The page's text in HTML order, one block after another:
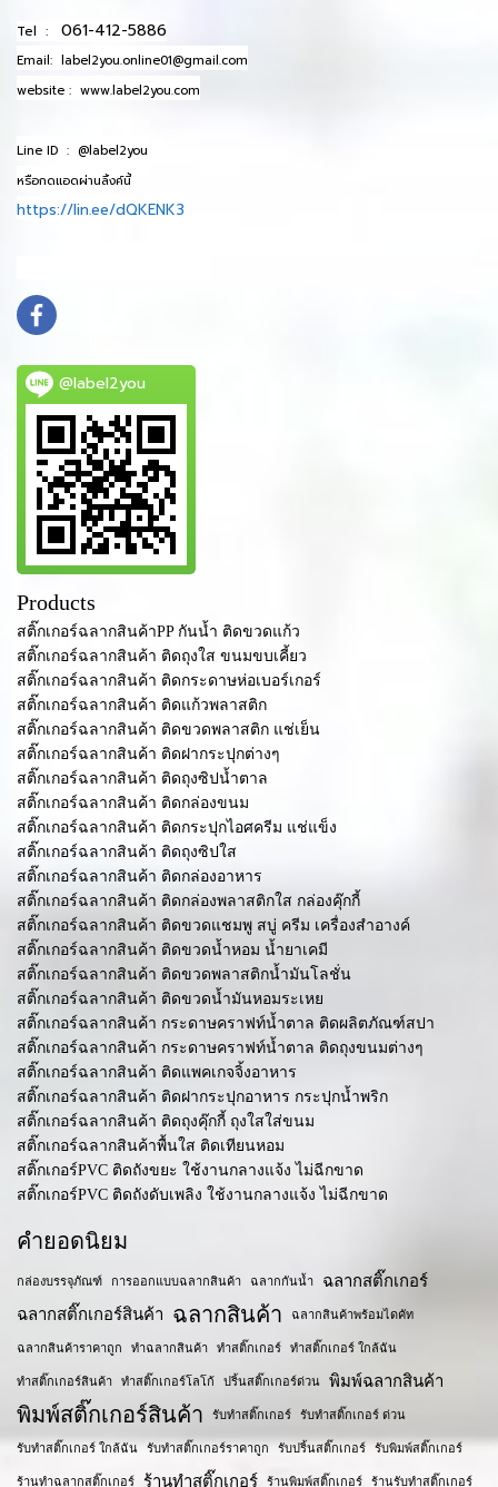
Tel : 061-412-5886
Email: label2you.online01@gmail.com
website : www.label2you.com
Line ID : @label2you
หรือกดแอดผ่านลิ้งค์นี้
https://lin.ee/dQKENK3
@label2you
Products
สติ๊กเกอร์ฉลากสินค้าPP กันน้ำ ติดขวดแก้ว
สติ๊กเกอร์ฉลากสินค้า ติดถุงใส ขนมขบเคี้ยว
สติ๊กเกอร์ฉลากสินค้า ติดกระดาษห่อเบอร์เกอร์
สติ๊กเกอร์ฉลากสินค้า ติดแก้วพลาสติก
สติ๊กเกอร์ฉลากสินค้า ติดขวดพลาสติก แช่เย็น
สติ๊กเกอร์ฉลากสินค้า ติดฝากระปุกต่างๆ
สติ๊กเกอร์ฉลากสินค้า ติดถุงซิปน้ำตาล
สติ๊กเกอร์ฉลากสินค้า ติดกล่องขนม
สติ๊กเกอร์ฉลากสินค้า ติดกระปุกไอศครีม แช่แข็ง
สติ๊กเกอร์ฉลากสินค้า ติดถุงซิปใส
สติ๊กเกอร์ฉลากสินค้า ติดกล่องอาหาร
สติ๊กเกอร์ฉลากสินค้า ติดกล่องพลาสติกใส กล่องคุ๊กกี้
สติ๊กเกอร์ฉลากสินค้า ติดขวดแชมพู สบู่ ครีม เครื่องสำอางค์
สติ๊กเกอร์ฉลากสินค้า ติดขวดน้ำหอม น้ำยาเคมี
สติ๊กเกอร์ฉลากสินค้า ติดขวดพลาสติกน้ำมันโลชั่น
สติ๊กเกอร์ฉลากสินค้า ติดขวดน้ำมันหอมระเหย
สติ๊กเกอร์ฉลากสินค้า กระดาษคราฟท์น้ำตาล ติดผลิตภัณฑ์สปา
สติ๊กเกอร์ฉลากสินค้า กระดาษคราฟท์น้ำตาล ติดถุงขนมต่างๆ
สติ๊กเกอร์ฉลากสินค้า ติดแพคเกจจิ้งอาหาร
สติ๊กเกอร์ฉลากสินค้า ติดฝากระปุกอาหาร กระปุกน้ำพริก
สติ๊กเกอร์ฉลากสินค้า ติดถุงคุ๊กกี้ ถุงใสใส่ขนม
สติ๊กเกอร์ฉลากสินค้าพื้นใส ติดเทียนหอม
สติ๊กเกอร์PVC ติดถังขยะ ใช้งานกลางแจ้ง ไม่ฉีกขาด
สติ๊กเกอร์PVC ติดถังดับเพลิง ใช้งานกลางแจ้ง ไม่ฉีกขาด
คำยอดนิยม
กล่องบรรจุภัณฑ์ การออกแบบฉลากสินค้า ฉลากกันน้ำ
ฉลากสติ๊กเกอร์
ฉลากสติ๊กเกอร์สินค้า
ฉลากสินค้า ฉลากสินค้าพร้อมไดคัท
ฉลากสินค้าราคาถูก ทำฉลากสินค้า ทำสติ๊กเกอร์ ทำสติ๊กเกอร์ ใกล้ฉัน
ทำสติ๊กเกอร์สินค้า ทำสติ๊กเกอร์โลโก้ ปริ้นสติ๊กเกอร์ด่วน พิมพ์ฉลากสินค้า
พิมพ์สติ๊กเกอร์สินค้า รับทำสติ๊กเกอร์ รับทำสติ๊กเกอร์ ด่วน
รับทำสติ๊กเกอร์ ใกล้ฉัน รับทำสติ๊กเกอร์ราคาถูก รับปริ้นสติ๊กเกอร์ รับพิมพ์สติ๊กเกอร์
ร้านทำฉลากสติ๊กเกอร์ ร้านทำสติ๊กเกอร์ ร้านพิมพ์สติ๊กเกอร์ ร้านรับทำสติ๊กเกอร์